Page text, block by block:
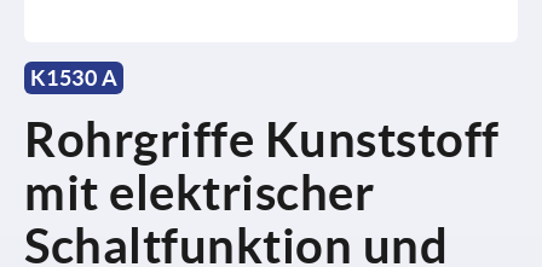
K1530 A
Rohrgriffe Kunststoff
mit elektrischer
Schaltfunktion und